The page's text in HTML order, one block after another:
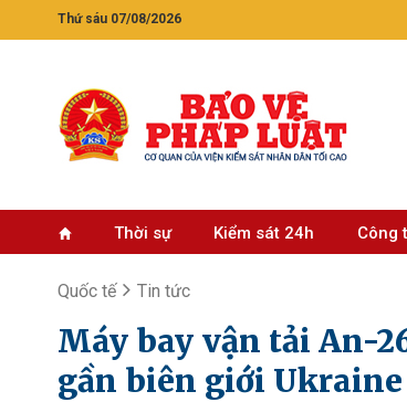
Thứ sáu 07/08/2026
Thời sự Kiểm sát 24h Công
Quốc tế Tin tức
Máy bay vận tải An-
gần biên giới Ukraine